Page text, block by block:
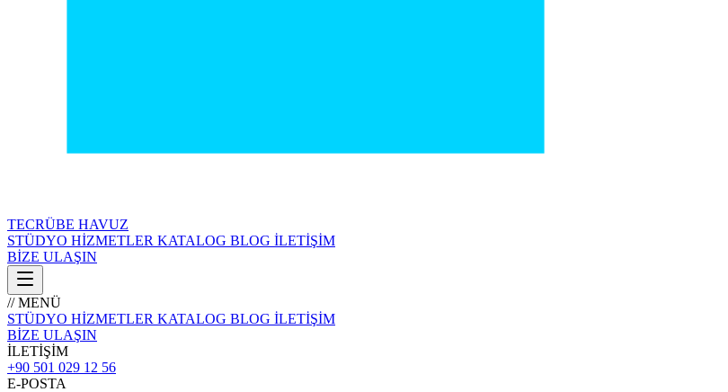
TECRÜBE HAVUZ
STÜDYO HİZMETLER KATALOG BLOG İLETİŞİM
BİZE ULAŞIN
// MENÜ
STÜDYO HİZMETLER KATALOG BLOG İLETİŞİM
BİZE ULAŞIN
İLETİŞİM
+90 501 029 12 56
E-POSTA